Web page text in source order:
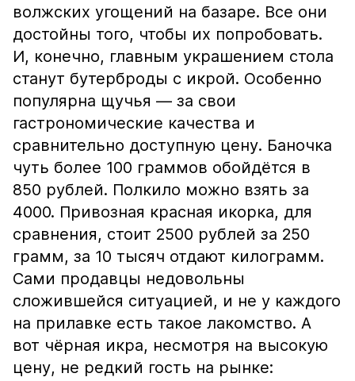
волжских угощений на базаре. Все они
достойны того, чтобы их попробовать.
И, конечно, главным украшением стола
станут бутерброды с икрой. Особенно
популярна щучья — за свои
гастрономические качества и
сравнительно доступную цену. Баночка
чуть более 100 граммов обойдётся в
850 рублей. Полкило можно взять за
4000. Привозная красная икорка, для
сравнения, стоит 2500 рублей за 250
грамм, за 10 тысяч отдают килограмм.
Сами продавцы недовольны
сложившейся ситуацией, и не у каждого
на прилавке есть такое лакомство. А
вот чёрная икра, несмотря на высокую
цену, не редкий гость на рынке: